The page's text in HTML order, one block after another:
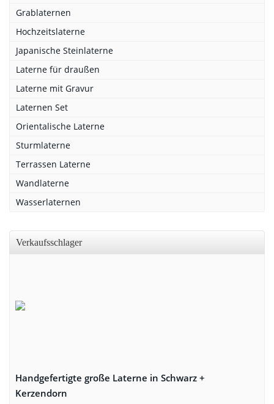
Grablaternen
Hochzeitslaterne
Japanische Steinlaterne
Laterne für draußen
Laterne mit Gravur
Laternen Set
Orientalische Laterne
Sturmlaterne
Terrassen Laterne
Wandlaterne
Wasserlaternen
Verkaufsschlager
Handgefertigte große Laterne in Schwarz +
Kerzendorn